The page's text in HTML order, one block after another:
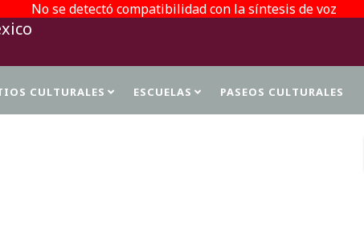
No se detectó compatibilidad con la síntesis de voz
CULTURALES ESCUELAS PASEOS CULTURALES